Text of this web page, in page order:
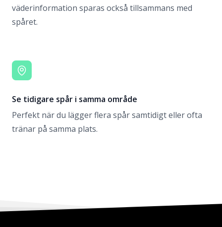
väderinformation sparas också tillsammans med
spåret.
Se tidigare spår i samma område
Perfekt när du lägger flera spår samtidigt eller ofta
tränar på samma plats.